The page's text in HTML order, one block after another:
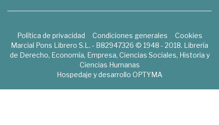
Política de privacidad Condiciones generales
Cookies
Marcial Pons Librero S.L. - B82947326 © 1948 - 2018. Librería
de Derecho, Economía, Empresa, Ciencias Sociales, Historia y
Ciencias Humanas
Hospedaje y desarrollo OPTYMA